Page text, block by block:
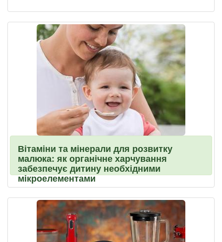
Вітаміни та мінерали для розвитку
малюка: як органічне харчування
забезпечує дитину необхідними
мікроелементами